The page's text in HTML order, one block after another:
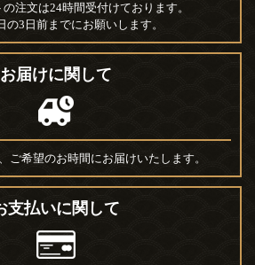
注文は24時間受付けております。
3日前までにお願いします。
お届けに関して
ご希望のお時間にお届けいたします。
支払いに関して